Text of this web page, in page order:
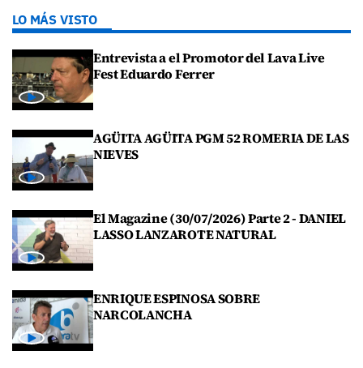
LO MÁS VISTO
Entrevista a el Promotor del Lava Live
Fest Eduardo Ferrer
AGÜITA AGÜITA PGM 52 ROMERIA DE LAS
NIEVES
El Magazine (30/07/2026) Parte 2 - DANIEL
LASSO LANZAROTE NATURAL
ENRIQUE ESPINOSA SOBRE
NARCOLANCHA